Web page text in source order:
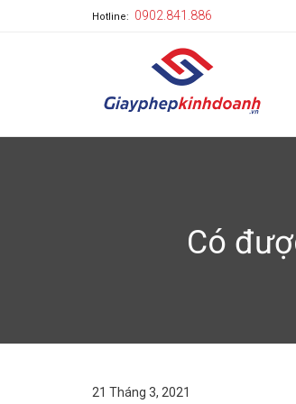
Hotline: 0902.841.886
Có
21 Tháng 3, 2021